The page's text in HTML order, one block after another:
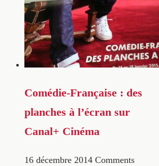
Comédie-Française : des
planches à l’écran sur
Canal+ Cinéma
16 décembre 2014 Comments